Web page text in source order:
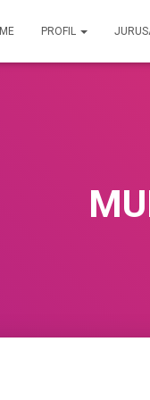
PROFIL